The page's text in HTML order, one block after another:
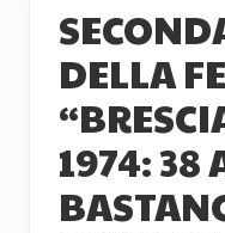
DELLA
1974: 38